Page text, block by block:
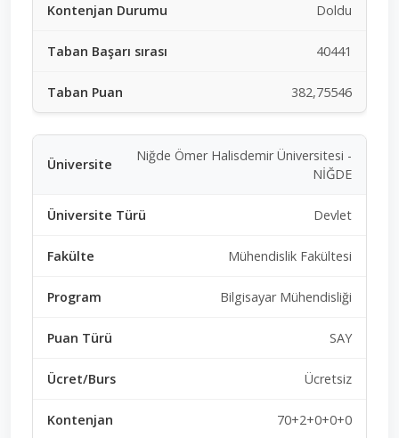
Doldu
40441
382,75546
Niğde Ömer Halisdemir Üniversitesi -
NİĞDE
Devlet
Mühendislik Fakültesi
Bilgisayar Mühendisliği
SAY
Ücretsiz
70+2+0+0+0